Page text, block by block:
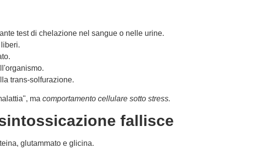
test di chelazione nel sangue o nelle urine.
trans-solfurazione.
ma comportamento cellulare sotto stress.
fallisce
glutammato e glicina.